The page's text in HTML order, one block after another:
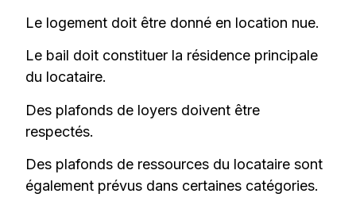
Le logement doit être donné en location nue.
Le bail doit constituer la résidence principale
du locataire.
Des plafonds de loyers doivent être
respectés.
Des plafonds de ressources du locataire sont
également prévus dans certaines catégories.